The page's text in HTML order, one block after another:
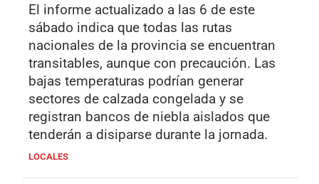
El informe actualizado a las 6 de este
sábado indica que todas las rutas
nacionales de la provincia se encuentran
transitables, aunque con precaución. Las
bajas temperaturas podrían generar
sectores de calzada congelada y se
registran bancos de niebla aislados que
tenderán a disiparse durante la jornada.
LOCALES